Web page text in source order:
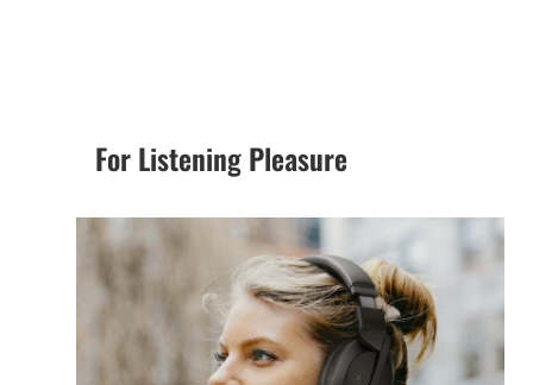
For Listening Pleasure